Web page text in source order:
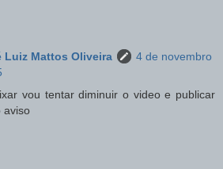
Luiz Mattos Oliveira
4 de novembro
vou tentar diminuir o video e publicar
aviso